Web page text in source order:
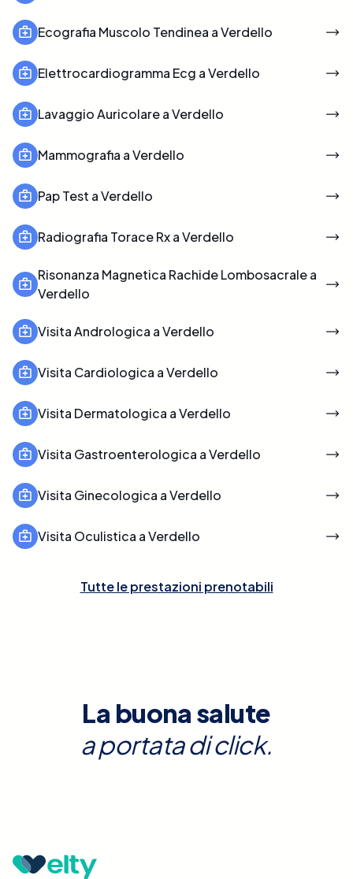
Ecografia Muscolo Tendinea a Verdello
Elettrocardiogramma Ecg a Verdello
Lavaggio Auricolare a Verdello
Mammografia a Verdello
Pap Test a Verdello
Radiografia Torace Rx a Verdello
Risonanza Magnetica Rachide Lombosacrale a
Verdello
Visita Andrologica a Verdello
Visita Cardiologica a Verdello
Visita Dermatologica a Verdello
Visita Gastroenterologica a Verdello
Visita Ginecologica a Verdello
Visita Oculistica a Verdello
Tutte le prestazioni prenotabili
La buona salute
a portata di click.